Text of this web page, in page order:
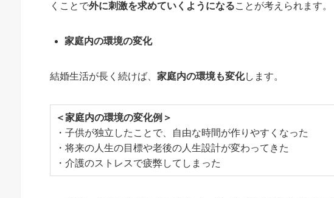
くことで外に刺激を求めていくようになることが考えられます。
家庭内の環境の変化
結婚生活が長く続けば、 家庭内の環境も変化します。
＜家庭内の環境の変化例＞
・子供が独立したことで、自由な時間が作りやすくなった
・将来の人生の目標や老後の人生設計が変わってきた
・介護のストレスで疲弊してしまった